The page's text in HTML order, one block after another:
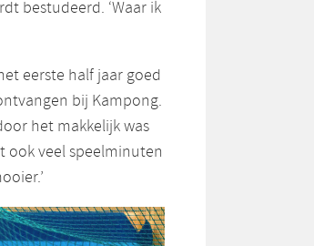
bestudeerd. ‘Waar ik
eerste half jaar goed
bij Kampong.
het makkelijk was
ook veel speelminuten